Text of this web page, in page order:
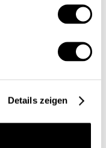
Details zeigen